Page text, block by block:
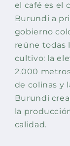
el café es el
Burundi a
gobierno
reúne todas
cultivo: la
2.000
de colinas y
Burundi
la
calidad.